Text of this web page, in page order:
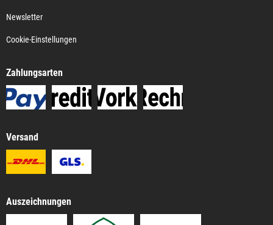
Newsletter
Cookie-Einstellungen
Zahlungsarten
Versand
Auszeichnungen